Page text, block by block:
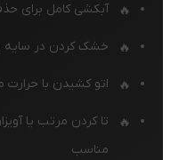
آبکشی کامل برای
خشک کردن در سایه
اتو کشیدن با
تا کردن مرتب یا
مناسب